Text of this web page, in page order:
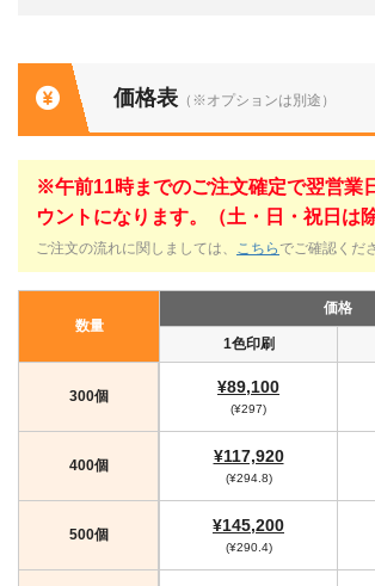
価格表 （※オプションは別途）
※午前11時までのご注文確定で翌営業
ウントになります。（土・日・祝日は除
ご注文の流れに関しましては、 こちら でご確認くだ
数量
価格
1色印刷
300個 ¥89,100
(¥297)
400個 ¥117,920
(¥294.8)
500個 ¥145,200
(¥290.4)